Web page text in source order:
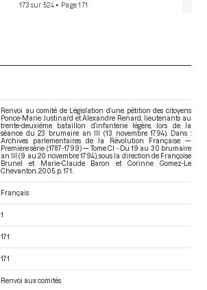
173 sur 524 • Page 171
Renvoi au comité de Législation d’une pétition des citoyens
Ponce-Marie Justinard et Alexandre Renard, lieutenants au
trente-deuxième bataillon d’infanterie légère, lors de la
séance du 23 brumaire an III (13 novembre 1794). Dans :
Archives parlementaires de la Révolution Française —
Première série (1787-1799) — Tome CI - Du 19 au 30 brumaire
an III (9 au 20 novembre 1794) , sous la direction de Françoise
Brunel et Marie-Claude Baron et Corinne Gomez-Le
Chevanton. 2005. p. 171.
Français
1
171
171
Renvoi aux comités